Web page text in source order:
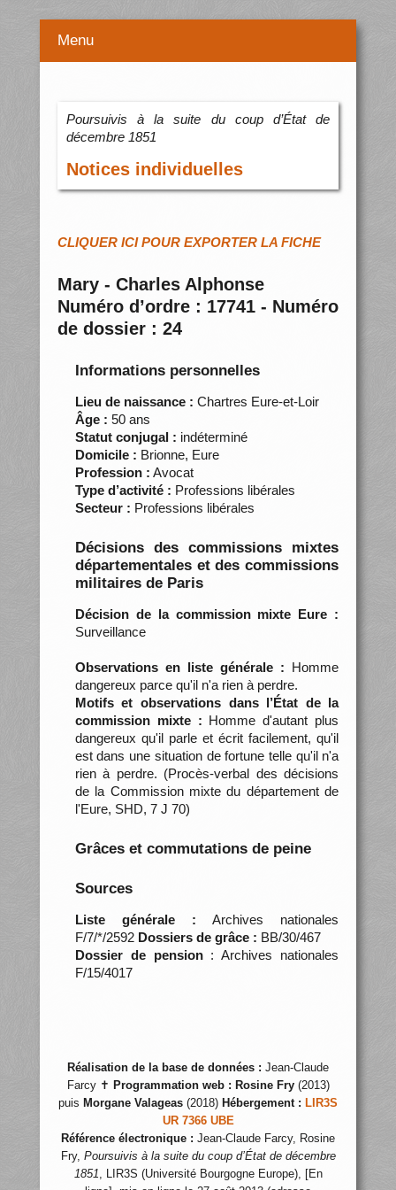
Menu
Poursuivis à la suite du coup d’État de
décembre 1851
Notices individuelles
CLIQUER ICI POUR EXPORTER LA FICHE
Mary - Charles Alphonse
Numéro d’ordre : 17741 - Numéro
de dossier : 24
Informations personnelles
Lieu de naissance : Chartres Eure-et-Loir
Âge : 50 ans
Statut conjugal : indéterminé
Domicile : Brionne, Eure
Profession : Avocat
Type d’activité : Professions libérales
Secteur : Professions libérales
Décisions des commissions mixtes
départementales et des commissions
militaires de Paris
Décision de la commission mixte Eure :
Surveillance
Observations en liste générale : Homme
dangereux parce qu'il n'a rien à perdre.
Motifs et observations dans l’État de la
commission mixte : Homme d'autant plus
dangereux qu'il parle et écrit facilement, qu'il
est dans une situation de fortune telle qu'il n'a
rien à perdre. (Procès-verbal des décisions
de la Commission mixte du département de
l'Eure, SHD, 7 J 70)
Grâces et commutations de peine
Sources
Liste générale : Archives nationales
F/7/*/2592 Dossiers de grâce : BB/30/467
Dossier de pension: Archives nationales
F/15/4017
Réalisation de la base de données : Jean-Claude
Farcy ✝ Programmation web : Rosine Fry(2013)
puis Morgane Valageas (2018) Hébergement : LIR3S
UR 7366 UBE
Référence électronique : Jean-Claude Farcy, Rosine
Fry, Poursuivis à la suite du coup d’État de décembre
1851, LIR3S (Université Bourgogne Europe), [En